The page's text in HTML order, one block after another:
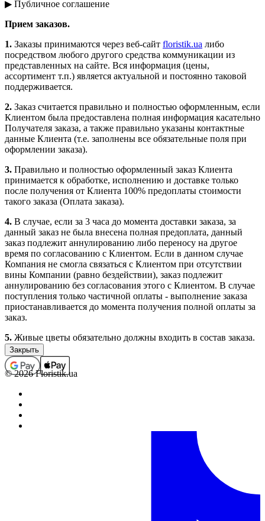
▶ Публичное соглашение
Прием заказов.
1. Заказы принимаются через веб-сайт floristik.ua либо
посредством любого другого средства коммуникации из
представленных на сайте. Вся информация (цены,
ассортимент т.п.) является актуальной и постоянно таковой
поддерживается.
2. Заказ считается правильно и полностью оформленным, если
Клиентом была предоставлена полная информация касательно
Получателя заказа, а также правильно указаны контактные
данные Клиента (т.е. заполнены все обязательные поля при
оформлении заказа).
3. Правильно и полностью оформленный заказ Клиента
принимается к обработке, исполнению и доставке только
после получения от Клиента 100% предоплаты стоимости
такого заказа (Оплата заказа).
4. В случае, если за 3 часа до момента доставки заказа, за
данный заказ не была внесена полная предоплата, данный
заказ подлежит аннулированию либо переносу на другое
время по согласованию с Клиентом. Если в данном случае
Компания не смогла связаться с Клиентом при отсутствии
вины Компании (равно бездействии), заказ подлежит
аннулированию без согласования этого с Клиентом. В случае
поступления только частичной оплаты - выполнение заказа
приостанавливается до момента получения полной оплаты за
заказ.
5. Живые цветы обязательно должны входить в состав заказа.
Заказы, которые не содержат в своем составе цветочной
продукции (срезанные живые и комнатные цветы), не
принимаются, а ошибочно принятые подлежат
аннулированию (с возвратом средств, если заказ был оплачен).
В отдельных случаях выполнение заказов, которые не
содержат в своем составе цветочной продукции, возможно
только по предварительному согласованию с менеджером.
Полностью оформленным и принятым к выполнению,
© 2026 Floristik.ua